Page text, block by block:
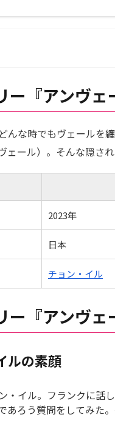
『アンヴェ
んな時でもヴェールを
ール）。そんな隠さ
2023年
日本
チョン・イル
ー『アンヴェ
ルの素顔
・イル。フランクに話
あろう質問をしてみた